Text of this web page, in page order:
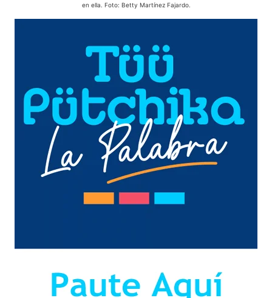
en ella. Foto: Betty Martínez Fajardo.